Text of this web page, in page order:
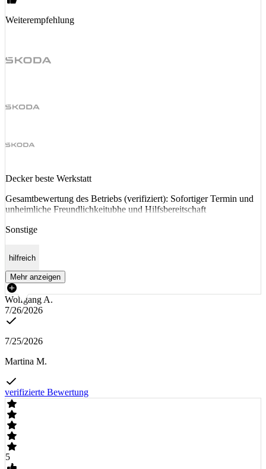
Weiterempfehlung
Decker beste Werkstatt
Gesamtbewertung des Betriebs (verifiziert): Sofortiger Termin und
unheimliche Freundlichkeitubhe und Hilfsbereitschaft
Sonstige
hilfreich
Mehr anzeigen
Wolfgang A.
7/26/2026
7/25/2026
Martina M.
verifizierte Bewertung
5